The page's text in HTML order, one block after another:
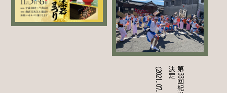
定
(2021.07.27)